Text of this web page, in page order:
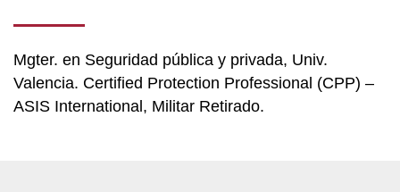
Mgter. en Seguridad pública y privada, Univ.
Valencia. Certified Protection Professional (CPP) –
ASIS International, Militar Retirado.